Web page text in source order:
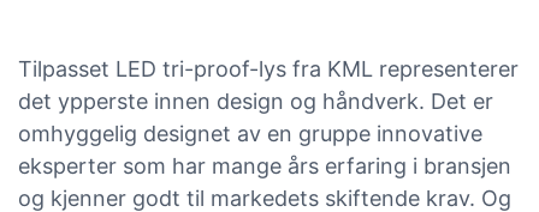
Tilpasset LED tri-proof-lys fra KML representerer
det ypperste innen design og håndverk. Det er
omhyggelig designet av en gruppe innovative
eksperter som har mange års erfaring i bransjen
og kjenner godt til markedets skiftende krav. Og